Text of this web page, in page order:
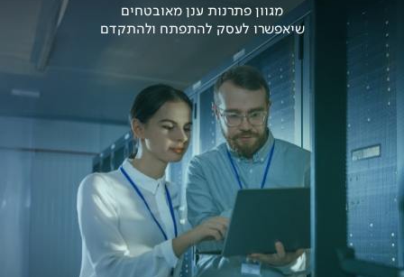
מגוון פתרנות ענן מאובטחים
שיאפשרו לעסק להתפתח ולהתקדם